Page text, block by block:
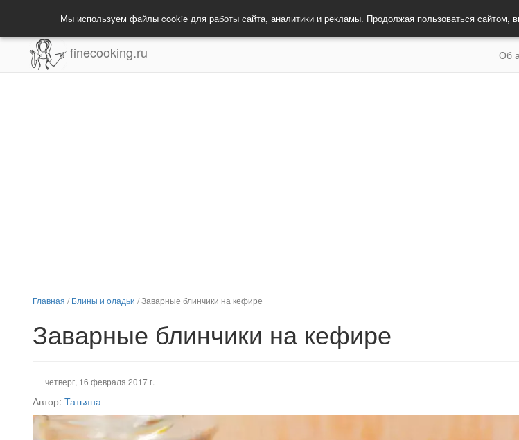
Мы используем файлы cookie для работы сайта, аналитики и рекламы. Продолжая пользоваться сайтом,
finecooking.ru Об
Главная /Блины и оладьи /Заварные блинчики на кефире
Заварные блинчики на кефире
четверг, 16 февраля 2017 г.
Автор: Татьяна